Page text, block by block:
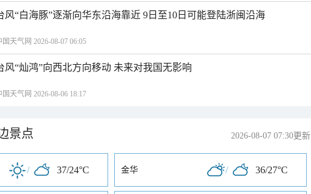
风“白海豚”逐渐向华东沿海靠近 9日至10日可能登陆浙闽沿海
国天气网 2026-08-07 06:05
风“灿鸿”向西北方向移动 未来对我国无影响
国天气网 2026-08-06 18:17
景点 2026-08-07 07:30更新
/ 37/24°C 金华 / 36/27°C